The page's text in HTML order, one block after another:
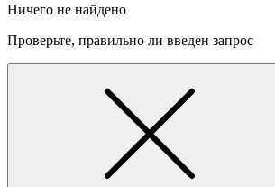
Ничего не найдено
Проверьте, правильно ли введен запрос